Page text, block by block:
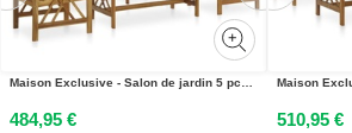
Maison Exclusive - Salon de jardin 5 pcs Bois dacacia massif
484,95 € 510,95 €